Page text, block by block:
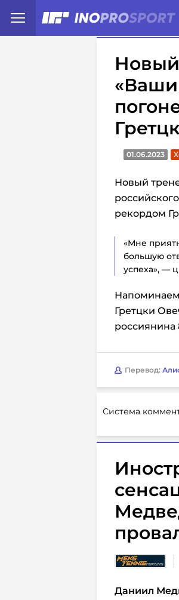
Иностранцы о
01.06.2023
Новый
рекордом
«Мне
большую
успеха», —
Гретцки
россиянина
Перевод:
Система
Даниил